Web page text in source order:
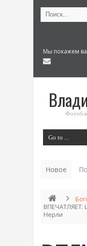
Мы покажем
Новое
ВПЕЧАТЛЯЕТ:
Нерли